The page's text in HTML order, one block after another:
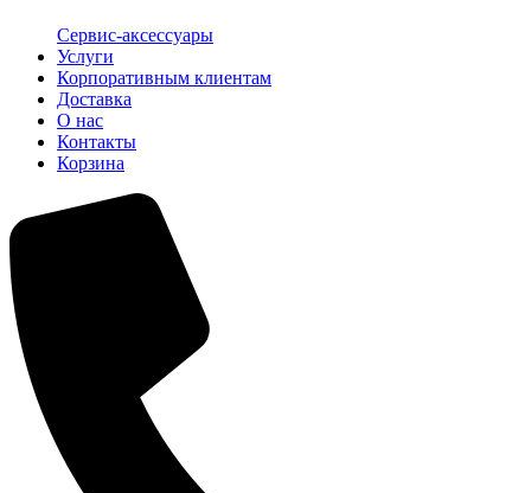
Сервис-аксессуары
Услуги
Корпоративным клиентам
Доставка
О нас
Контакты
Корзина